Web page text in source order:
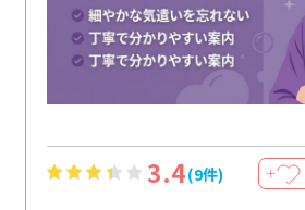
3.4(9件) ＋